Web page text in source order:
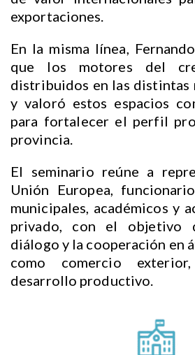
exportaciones.
En la misma línea,
que los motores del
distribuidos en las distintas
y valoró estos espacios
para fortalecer el perfil
provincia.
El seminario reúne a
Unión Europea,
municipales, académicos y
privado, con el objetivo
diálogo y la cooperación en
como comercio
desarrollo productivo.